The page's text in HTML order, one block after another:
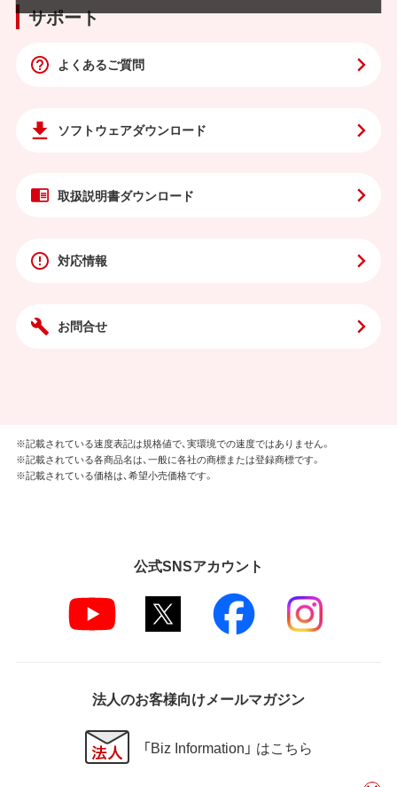
サポート
よくあるご質問
ソフトウェアダウンロード
取扱説明書ダウンロード
対応情報
お問合せ
※記載されている速度表記は規格値で、実環境での速度ではありません。
※記載されている各商品名は、一般に各社の商標または登録商標です。
※記載されている価格は、希望小売価格です。
公式SNSアカウント
法人のお客様向けメールマガジン
「Biz Information」 はこちら